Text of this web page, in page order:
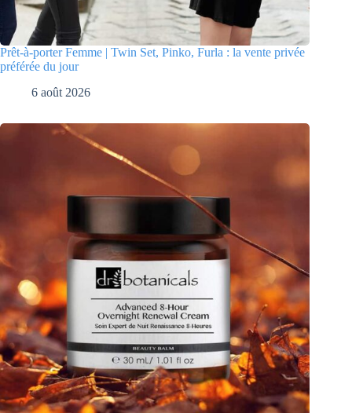
Prêt-à-porter Femme | Twin Set, Pinko, Furla : la vente privée
préférée du jour
6 août 2026